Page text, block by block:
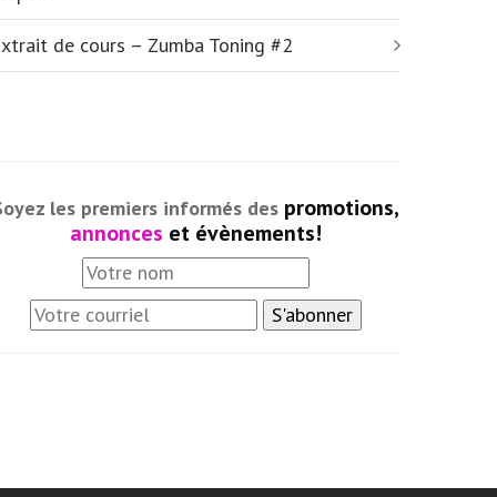
de cours – Zumba Toning #2
les premiers informés des promotions,
annonces et évènements!
vos